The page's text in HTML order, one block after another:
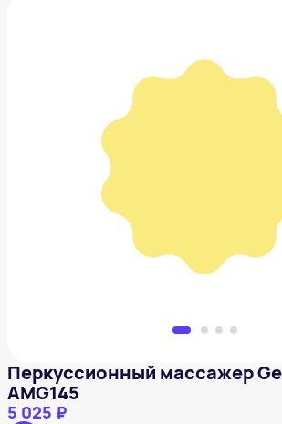
Перкусcионный массажер
Перкусcионный массажер
AMG145
5 025 ₽